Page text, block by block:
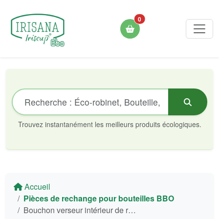
0
Trouvez instantanément les meilleurs produits écologiques.
Accueil
Pièces de rechange pour bouteilles BBO
Bouchon verseur intérieur de rechange pour thermos Bbo12 Irisana